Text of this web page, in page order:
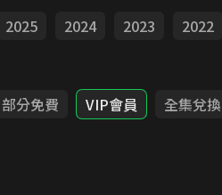
2025 2024 2023 2022
部分免費 VIP會員 全集兌換